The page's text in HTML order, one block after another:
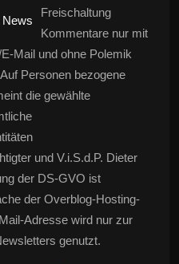
Freischaltung
Kommentare nur mit
Mail und ohne Polemik
Personen bezogene
die gewählte
und V.i.S.d.P. Dieter
der DS-GVO ist
der Overblog-Hosting-
Adresse wird nur zur
genutzt.